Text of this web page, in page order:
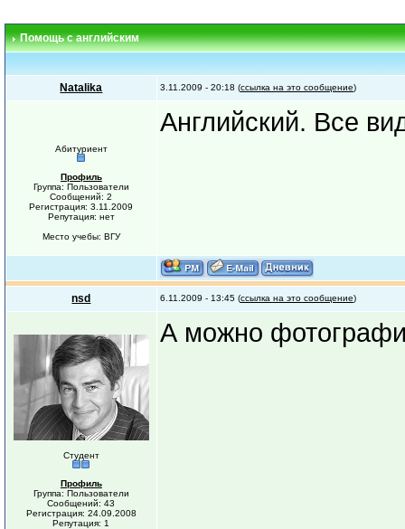
Помощь с английским
Natalika 3.11.2009 - 20:18 (ссылка на это сообщение)
Абитуриент
Профиль
Группа: Пользователи
Сообщений: 2
Регистрация: 3.11.2009
Репутация: нет
Место учебы: ВГУ
Английский. Все
nsd 6.11.2009 - 13:45 (ссылка на это сообщение)
Студент
Профиль
Группа: Пользователи
Сообщений: 43
Регистрация: 24.09.2008
Репутация: 1
А можно